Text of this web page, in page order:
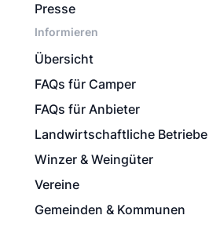
Presse
Informieren
Übersicht
FAQs für Camper
FAQs für Anbieter
Landwirtschaftliche Betriebe
Winzer & Weingüter
Vereine
Gemeinden & Kommunen